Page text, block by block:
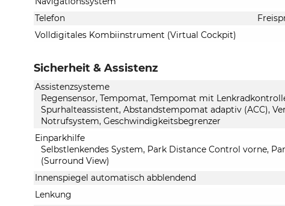
Telefon
Volldigitales Kombiinstrument (Virtual Cockpit)
Sicherheit & Assistenz
Assistenzsysteme
Regensensor, Tempomat, Tempomat mit
Spurhalteassistent, Abstandstempomat adaptiv (ACC),
Notrufsystem, Geschwindigkeitsbegrenzer
Einparkhilfe
Selbstlenkendes System, Park Distance Control vorne,
(Surround View)
Innenspiegel automatisch abblendend
Lenkung